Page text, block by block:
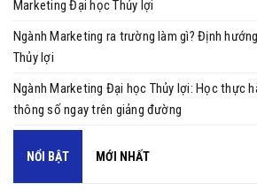
Marketing Đại học Thủy lợi
Ngành Marketing ra trường làm gì? Định
Thủy lợi
Ngành Marketing Đại học Thủy lợi: Học thực
thông số ngay trên giảng đường
NỔI BẬT MỚI NHẤT